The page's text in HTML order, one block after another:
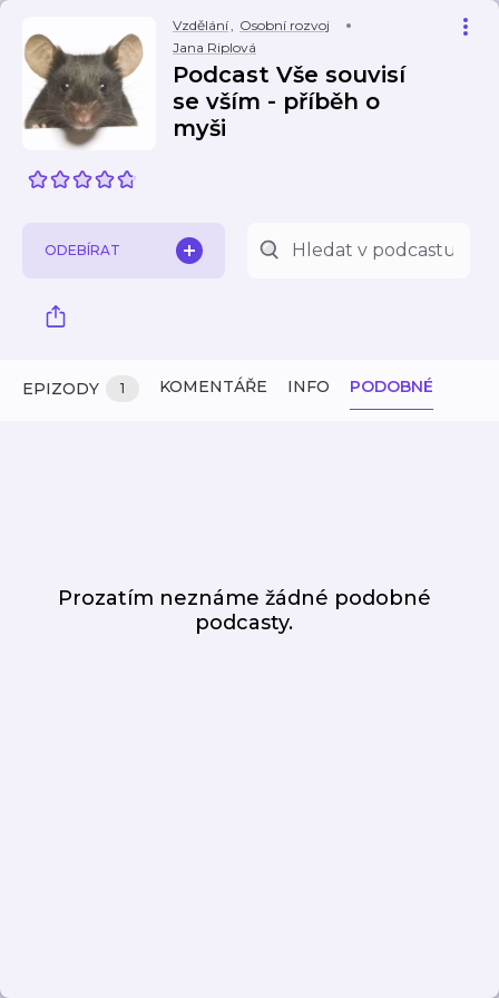
Vzdělání, Osobní rozvoj
Jana Riplová
Podcast Vše souvisí
se vším - příběh o
myši
ODEBÍRAT
EPIZODY 1 KOMENTÁŘE INFO PODOBNÉ
Prozatím neznáme žádné podobné
podcasty.